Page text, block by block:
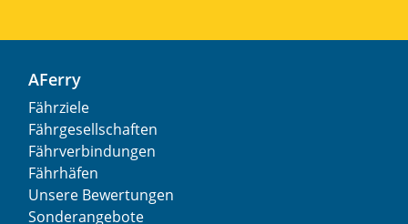
AFerry
Fährziele
Fährgesellschaften
Fährverbindungen
Fährhäfen
Unsere Bewertungen
Sonderangebote